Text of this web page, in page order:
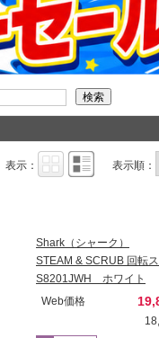
表示： 表示順：
Shark（シャーク）
STEAM & SCRUB 回転
S8201JWH ホワイト
Web価格